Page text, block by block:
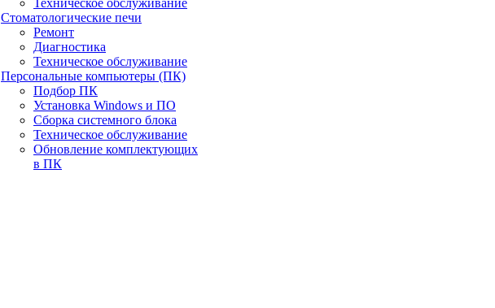
Техническое обслуживание
Стоматологические печи
Ремонт
Диагностика
Техническое обслуживание
Персональные компьютеры (ПК)
Подбор ПК
Установка Windows и ПО
Сборка системного блока
Техническое обслуживание
Обновление комплектующих
в ПК